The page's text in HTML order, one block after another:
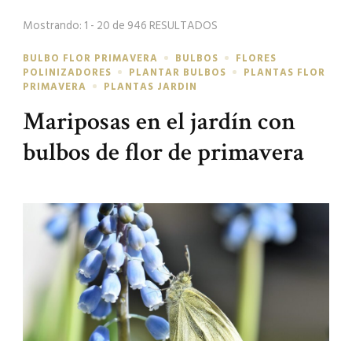
Mostrando: 1 - 20 de 946 RESULTADOS
BULBO FLOR PRIMAVERA BULBOS
FLORES
POLINIZADORES
PLANTAR BULBOS
PLANTAS FLOR
PRIMAVERA
PLANTAS JARDIN
Mariposas en el jardín con
bulbos de flor de primavera